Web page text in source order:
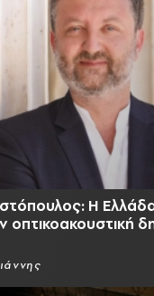
Η Ελλάδα
οπτικοακουστική